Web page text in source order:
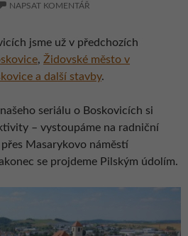
NAPSAT KOMENTÁŘ
jsme už v předchozích
, Židovské město v
a další stavby.
seriálu o Boskovicích si
– vystoupáme na radniční
Masarykovo náměstí
se projdeme Pilským údolím.